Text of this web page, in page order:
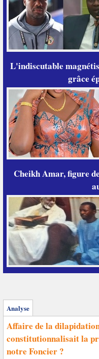
L'indiscutable
grâce
Cheikh Amar, figure
Analyse
Affaire de la
constitutionnalisait la
notre Foncier ?